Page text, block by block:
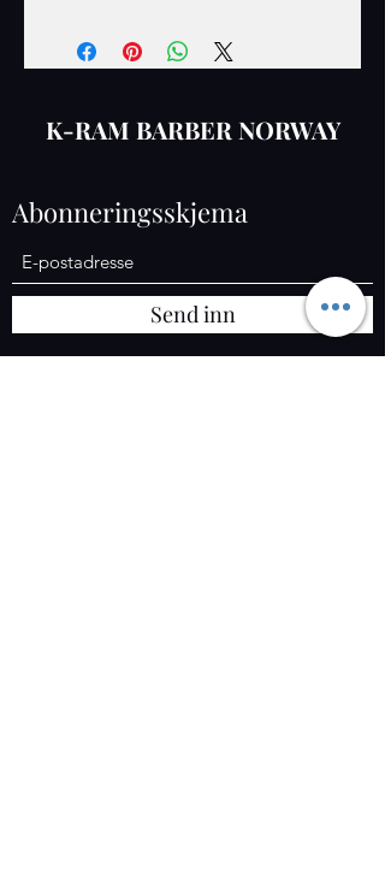
K-RAM BARBER NORWAY
Abonneringsskjema
Send inn